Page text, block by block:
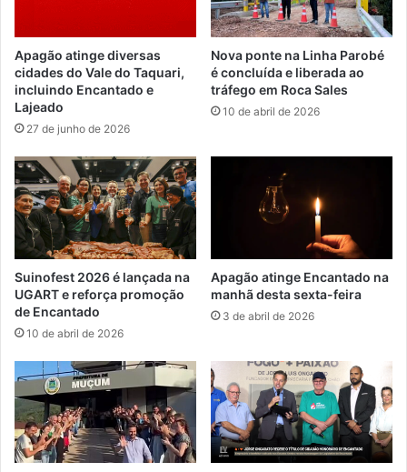
Apagão atinge diversas
cidades do Vale do Taquari,
incluindo Encantado e
Lajeado
27 de junho de 2026
Nova ponte na Linha Parobé
é concluída e liberada ao
tráfego em Roca Sales
10 de abril de 2026
Suinofest 2026 é lançada na
UGART e reforça promoção
de Encantado
10 de abril de 2026
Apagão atinge Encantado na
manhã desta sexta-feira
3 de abril de 2026